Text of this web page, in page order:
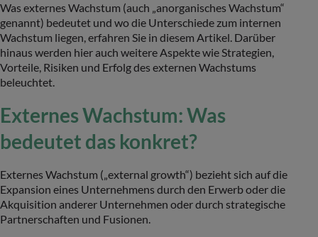
Was externes Wachstum (auch „anorganisches Wachstum“
genannt) bedeutet und wo die Unterschiede zum internen
Wachstum liegen, erfahren Sie in diesem Artikel. Darüber
hinaus werden hier auch weitere Aspekte wie Strategien,
Vorteile, Risiken und Erfolg des externen Wachstums
beleuchtet.
Externes Wachstum: Was
bedeutet das konkret?
Externes Wachstum („external growth“) bezieht sich auf die
Expansion eines Unternehmens durch den Erwerb oder die
Akquisition anderer Unternehmen oder durch strategische
Partnerschaften und Fusionen.